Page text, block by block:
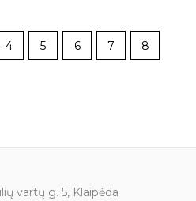
the
4 5 6 7 8
vartų g. 5, Klaipėda